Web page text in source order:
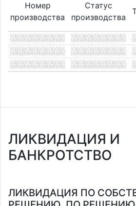
Номер
производства
Статус
производства
ЛИКВИДАЦИЯ И
БАНКРОТСТВО
ЛИКВИДАЦИЯ ПО